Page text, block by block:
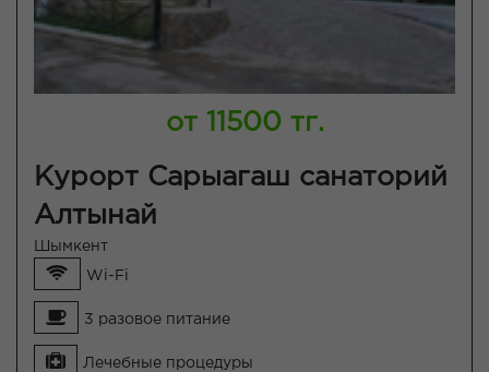
от 11500 тг.
Курорт Сарыагаш санаторий
Алтынай
Шымкент
Wi-Fi
3 разовое питание
Лечебные процедуры